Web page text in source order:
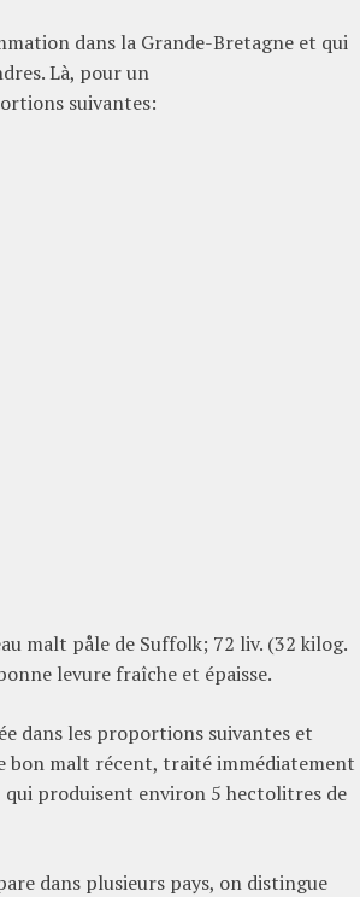
dans la Grande-Bretagne et qui
Là, pour un
suivantes:
malt påle de Suffolk; 72 liv. (32 kilog.
levure fraîche et épaisse.
dans les proportions suivantes et
bon malt récent, traité immédiatement
qui produisent environ 5 hectolitres de
dans plusieurs pays, on distingue